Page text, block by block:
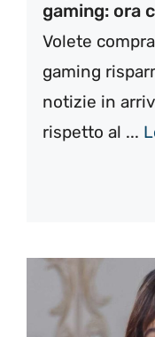
gaming: ora
Volete
gaming
notizie in
rispetto al ...